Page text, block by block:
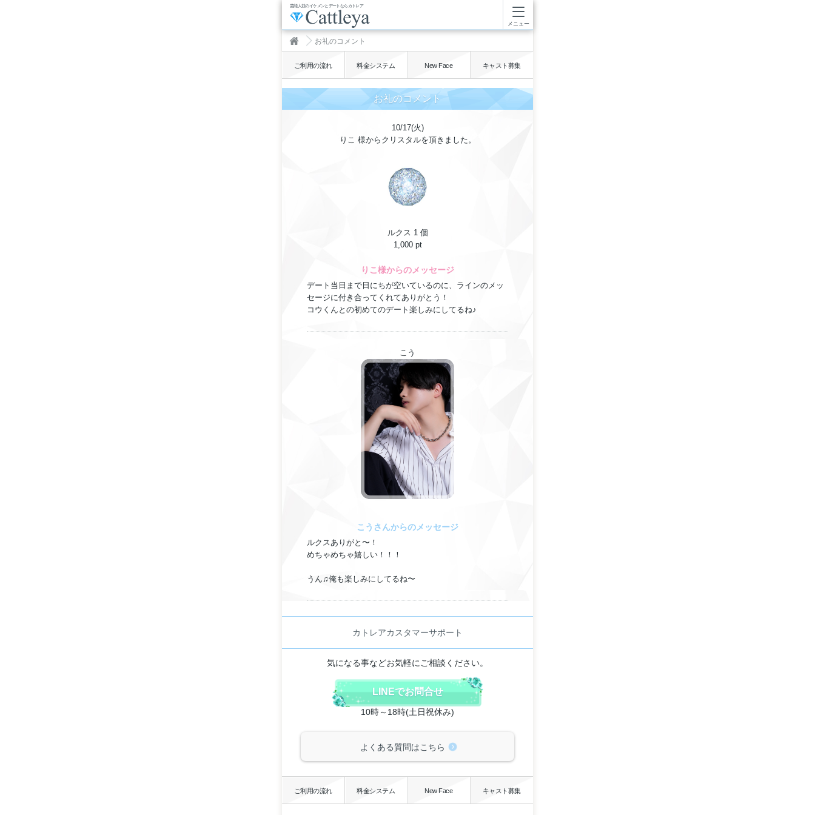
芸能人並のイケメンとデートならカトレア
メニュー
お礼のコメント
ご利用の流れ 料金システム New Face キャスト募集
お礼のコメント
10/17(火)
りこ 様からクリスタルを頂きました。
ルクス 1 個
1,000 pt
りこ様からのメッセージ
デート当日まで日にちが空いているのに、ラインのメッ
セージに付き合ってくれてありがとう！
コウくんとの初めてのデート楽しみにしてるね♪
こう
こうさんからのメッセージ
ルクスありがと〜！
めちゃめちゃ嬉しい！！！
うん♫俺も楽しみにしてるね〜
カトレアカスタマーサポート
気になる事などお気軽にご相談ください。
LINEでお問合せ
10時～18時(土日祝休み)
よくある質問はこちら
ご利用の流れ 料金システム New Face キャスト募集